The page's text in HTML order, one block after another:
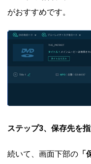
がおすすめです。
ステップ3、保存先を
続いて、画面下部の 「